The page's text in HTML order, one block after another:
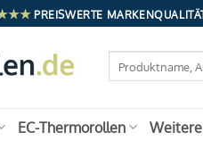
PREISWERTE
nach:
EC-Thermorollen